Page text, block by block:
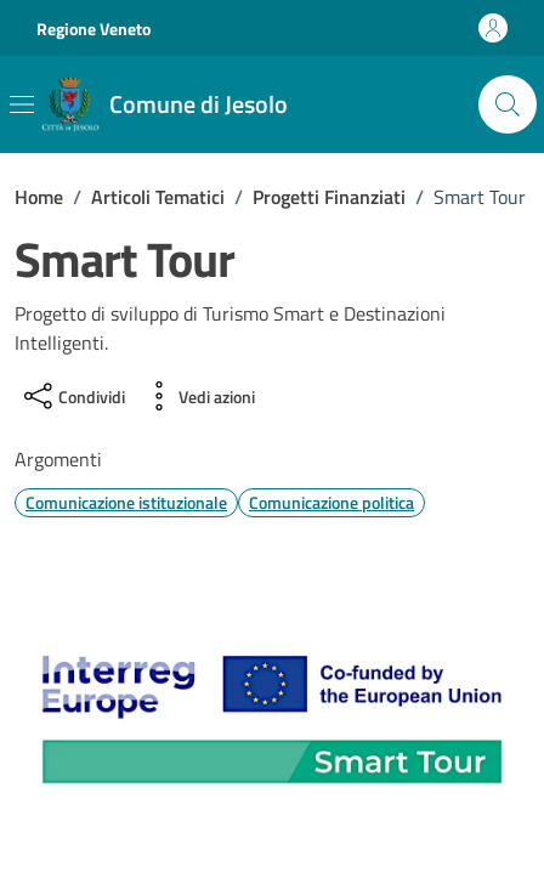
Regione Veneto
Comune di Jesolo
Home / Articoli Tematici / Progetti Finanziati / Smart Tour
Smart Tour
Progetto di sviluppo di Turismo Smart e Destinazioni
Intelligenti.
Condividi Vedi azioni
Argomenti
Comunicazione istituzionale Comunicazione politica